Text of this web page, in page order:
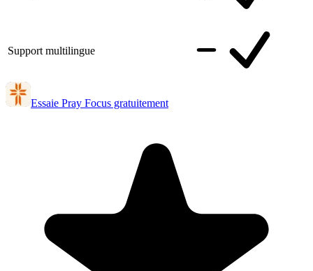
Support multilingue
Essaie Pray Focus gratuitement